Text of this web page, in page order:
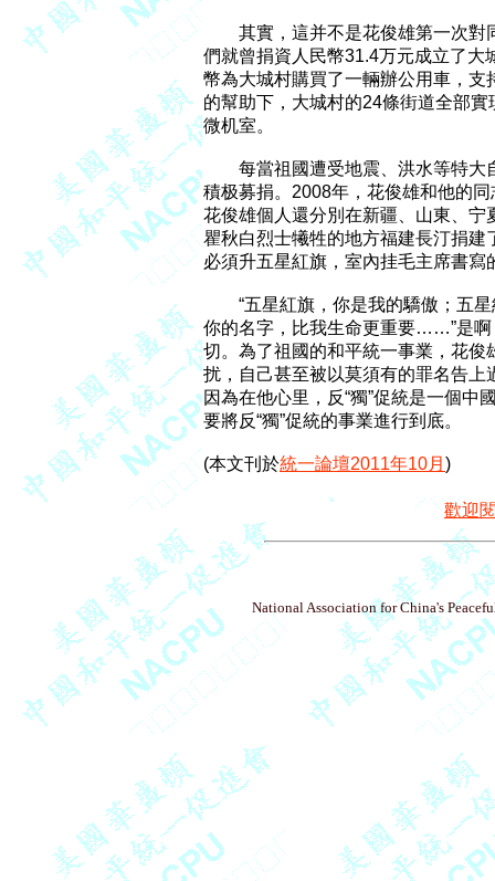
其實，這并不是花俊雄第一次對
們就曾捐資人民幣31.4万元成立了大
幣為大城村購買了一輛辦公用車，支
的幫助下，大城村的24條街道全部
微机室。
每當祖國遭受地震、洪水等特大
積极募捐。2008年，花俊雄和他的
花俊雄個人還分別在新疆、山東、
瞿秋白烈士犧牲的地方福建長汀捐
必須升五星紅旗，室內挂毛主席書寫
“五星紅旗，你是我的驕傲；五星
你的名字，比我生命更重要……”是
切。為了祖國的和平統一事業，花
扰，自己甚至被以莫須有的罪名告
因為在他心里，反“獨”促統是一個
要將反“獨”促統的事業進行到底。
(本文刊於統一論壇2011年10月 )
歡迎
National Association for China's